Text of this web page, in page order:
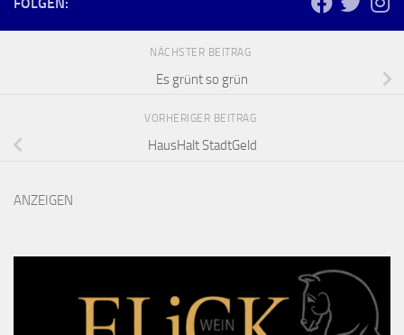
NÄCHSTER BEITRAG
Es grünt so grün
VORHERIGER BEITRAG
HausHalt StadtGeld
ANZEIGEN